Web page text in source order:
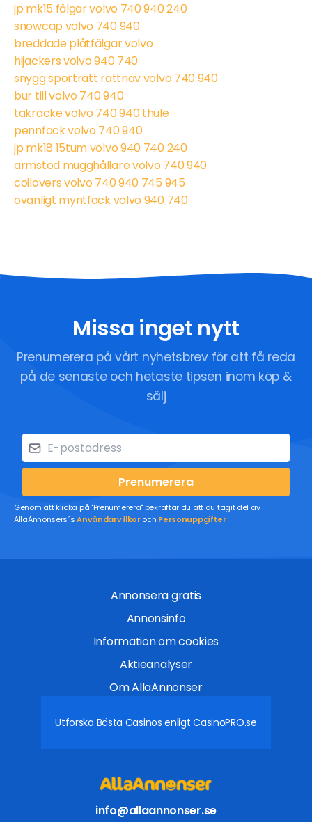
jp mk15 fälgar volvo 740 940 240
snowcap volvo 740 940
breddade plåtfälgar volvo
hijackers volvo 940 740
snygg sportratt rattnav volvo 740 940
bur till volvo 740 940
takräcke volvo 740 940 thule
pennfack volvo 740 940
jp mk18 15tum volvo 940 740 240
armstöd mugghållare volvo 740 940
coilovers volvo 740 940 745 945
ovanligt myntfack volvo 940 740
Missa inget nytt
Prenumerera på vårt nyhetsbrev för att få reda
på de senaste och hetaste tipsen inom köp &
sälj
Prenumerera
Genom att klicka på "Prenumerera" bekräftar du att du tagit del av
AllaAnnonsers´sAnvändarvillkoroch Personuppgifter
Annonsera gratis
Annonsinfo
Information om cookies
Aktieanalyser
Om AllaAnnonser
Utforska Bästa Casinos enligtCasinoPRO.se
info@allaannonser.se